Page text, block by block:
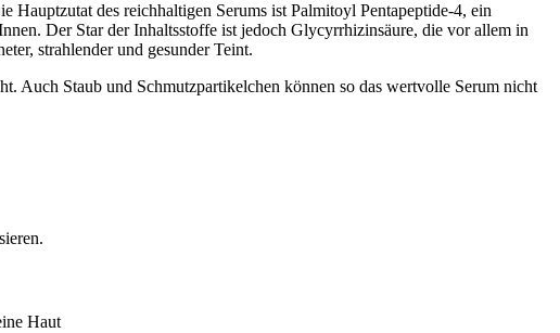
des reichhaltigen Serums ist Palmitoyl Pentapeptide-4, ein
Der Star der Inhaltsstoffe ist jedoch Glycyrrhizinsäure, die vor allem in
strahlender und gesunder Teint.
Auch Staub und Schmutzpartikelchen können so das wertvolle Serum nicht
Haut